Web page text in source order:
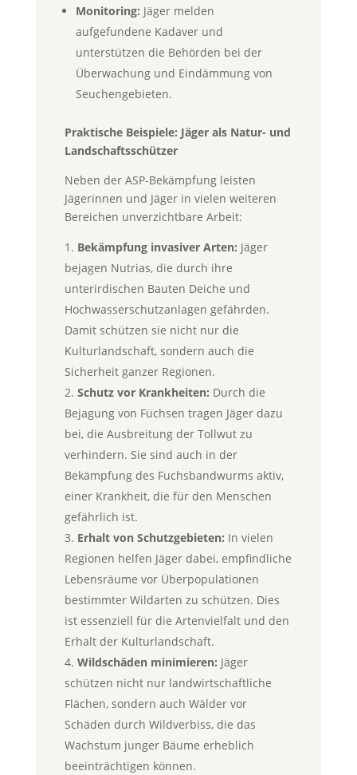
Monitoring: Jäger melden
aufgefundene Kadaver und
unterstützen die Behörden bei der
Überwachung und Eindämmung von
Seuchengebieten.
Praktische Beispiele: Jäger als Natur- und
Landschaftsschützer
Neben der ASP-Bekämpfung leisten
Jägerinnen und Jäger in vielen weiteren
Bereichen unverzichtbare Arbeit:
Bekämpfung invasiver Arten: Jäger
bejagen Nutrias, die durch ihre
unterirdischen Bauten Deiche und
Hochwasserschutzanlagen gefährden.
Damit schützen sie nicht nur die
Kulturlandschaft, sondern auch die
Sicherheit ganzer Regionen.
Schutz vor Krankheiten: Durch die
Bejagung von Füchsen tragen Jäger dazu
bei, die Ausbreitung der Tollwut zu
verhindern. Sie sind auch in der
Bekämpfung des Fuchsbandwurms aktiv,
einer Krankheit, die für den Menschen
gefährlich ist.
Erhalt von Schutzgebieten: In vielen
Regionen helfen Jäger dabei, empfindliche
Lebensräume vor Überpopulationen
bestimmter Wildarten zu schützen. Dies
ist essenziell für die Artenvielfalt und den
Erhalt der Kulturlandschaft.
Wildschäden minimieren: Jäger
schützen nicht nur landwirtschaftliche
Flächen, sondern auch Wälder vor
Schäden durch Wildverbiss, die das
Wachstum junger Bäume erheblich
beeinträchtigen können.